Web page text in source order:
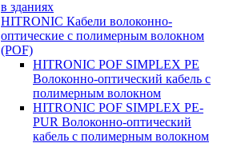
в зданиях
HITRONIC Кабели волоконно-
оптические с полимерным волокном
(POF)
HITRONIC POF SIMPLEX PE
Волоконно-оптический кабель с
полимерным волокном
HITRONIC POF SIMPLEX PE-
PUR Волоконно-оптический
кабель с полимерным волокном